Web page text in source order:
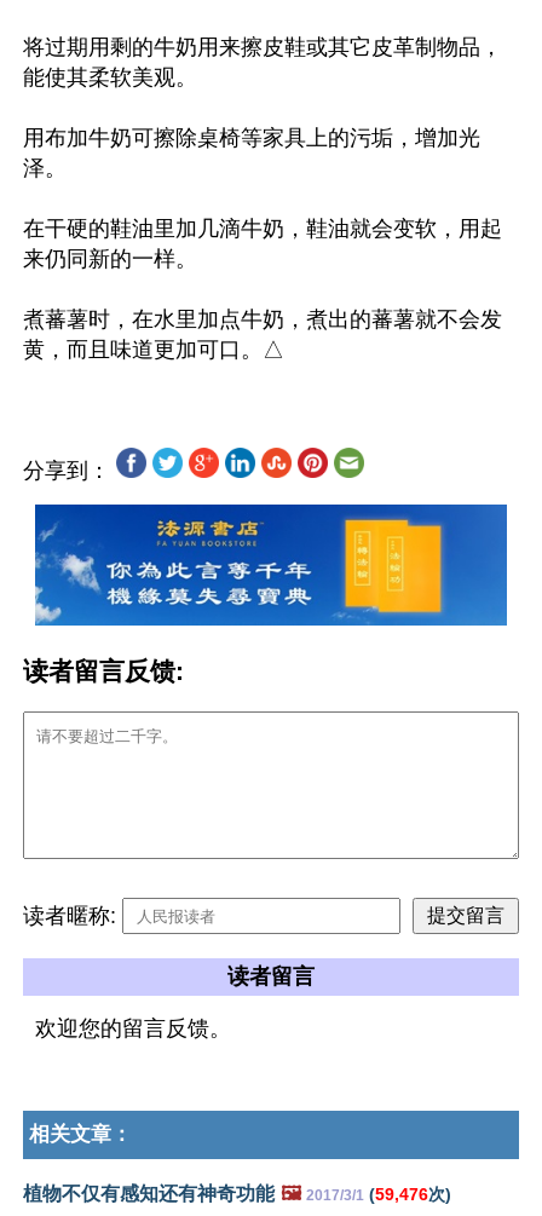
将过期用剩的牛奶用来擦皮鞋或其它皮革制物品，
能使其柔软美观。
用布加牛奶可擦除桌椅等家具上的污垢，增加光
泽。
在干硬的鞋油里加几滴牛奶，鞋油就会变软，用起
来仍同新的一样。
煮蕃薯时，在水里加点牛奶，煮出的蕃薯就不会发
分享到：
读者留言反馈:
读者暱称:
读者留言
欢迎您的留言反馈。
相关文章：
植物不仅有感知还有神奇功能 🖼️ 2017/3/1 (59,476次)